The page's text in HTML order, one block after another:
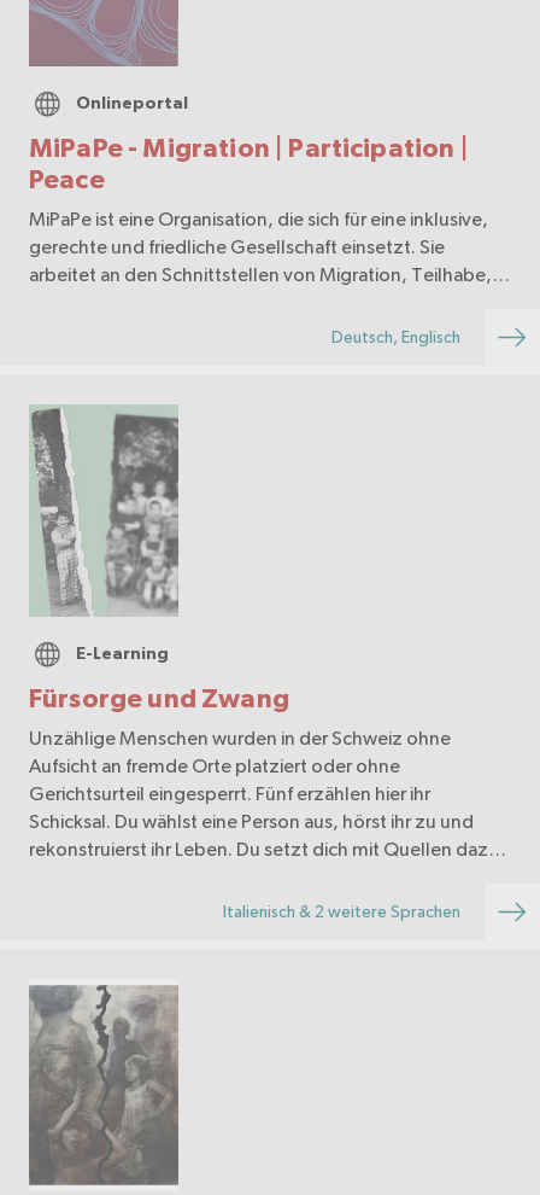
MiPaPe - Migration | Participation |
Peace
Onlineportal
MiPaPe ist eine Organisation, die sich für eine inklusive,
gerechte und friedliche Gesellschaft einsetzt. Sie
arbeitet an den Schnittstellen von Migration, Teilhabe,
Bildungsarbeit, Dialogräume, Forschung un…
Deutsch, Englisch
Fürsorge und Zwang
E-Learning
Unzählige Menschen wurden in der Schweiz ohne
Aufsicht an fremde Orte platziert oder ohne
Gerichtsurteil eingesperrt. Fünf erzählen hier ihr
Schicksal. Du wählst eine Person aus, hörst ihr zu und
rekonstruierst ihr Leben. Du setzt dich mit Quellen dazu
Italienisch & 2 weitere Sprachen